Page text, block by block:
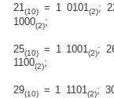
21 (10) = 1 0101 (2);
1000(2);
25(10) = 1 1001 (2);
1100(2);
29(10) = 1 1101(2);